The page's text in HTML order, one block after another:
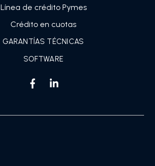
Línea de crédito Pymes
Crédito en cuotas
GARANTÍAS TÉCNICAS
SOFTWARE